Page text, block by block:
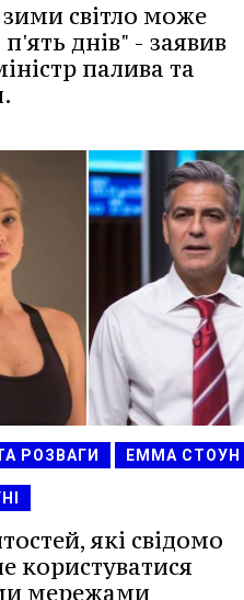
світло може
днів" - заявив
палива та
РОЗВАГИ ЕММА СТОУН
які свідомо
користуватися
мережами